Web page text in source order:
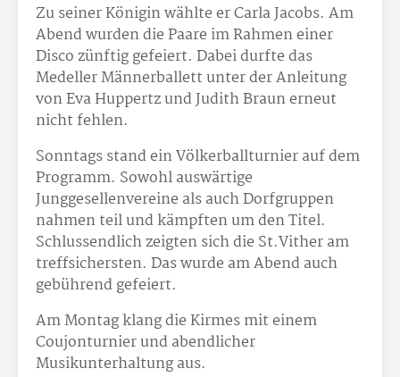
Zu seiner Königin wählte er Carla Jacobs. Am
Abend wurden die Paare im Rahmen einer
Disco zünftig gefeiert. Dabei durfte das
Medeller Männerballett unter der Anleitung
von Eva Huppertz und Judith Braun erneut
nicht fehlen.
Sonntags stand ein Völkerballturnier auf dem
Programm. Sowohl auswärtige
Junggesellenvereine als auch Dorfgruppen
nahmen teil und kämpften um den Titel.
Schlussendlich zeigten sich die St.Vither am
treffsichersten. Das wurde am Abend auch
gebührend gefeiert.
Am Montag klang die Kirmes mit einem
Coujonturnier und abendlicher
Musikunterhaltung aus.